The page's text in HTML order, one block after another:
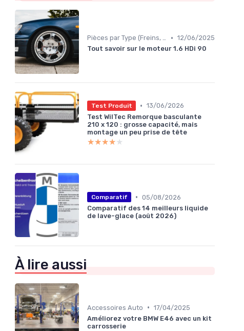
Pièces par Type (Freins, Moteur, etc.) • 12/06/2025
Tout savoir sur le moteur 1.6 HDi 90
Test Produit • 13/06/2026
Test WilTec Remorque basculante
210 x 120 : grosse capacité, mais
montage un peu prise de tête
★★★★★
★★★★★
Comparatif • 05/08/2026
Comparatif des 14 meilleurs liquide
de lave-glace (août 2026)
À lire aussi
Accessoires Auto • 17/04/2025
Améliorez votre BMW E46 avec un kit
carrosserie